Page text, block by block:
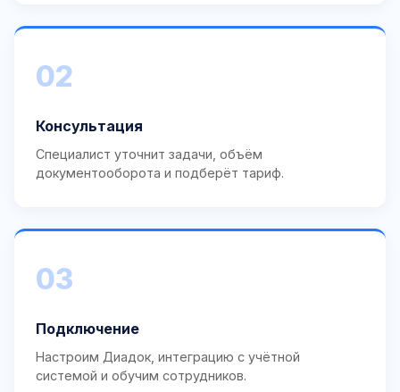
02
Консультация
Специалист уточнит задачи, объём
документооборота и подберёт тариф.
03
Подключение
Настроим Диадок, интеграцию с учётной
системой и обучим сотрудников.